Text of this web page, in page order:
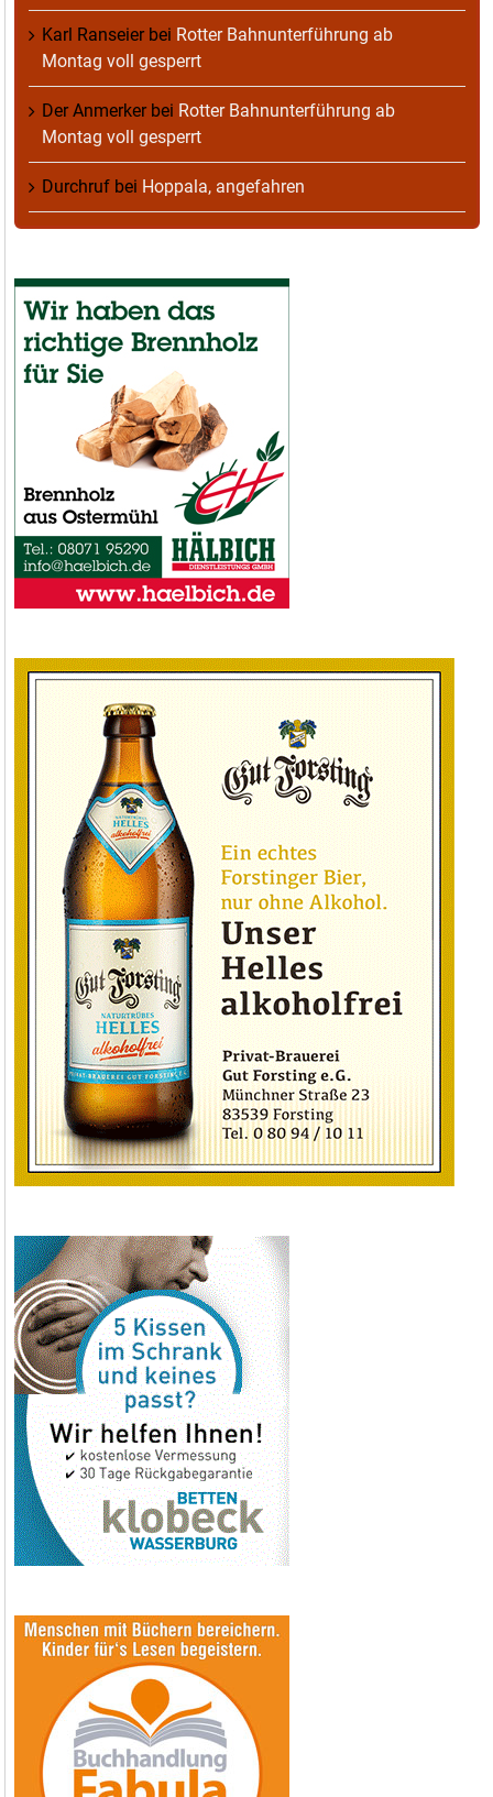
Karl Ranseierbei Rotter Bahnunterführung ab
Montag voll gesperrt
Der Anmerkerbei Rotter Bahnunterführung ab
Montag voll gesperrt
Durchruf bei Hoppala, angefahren